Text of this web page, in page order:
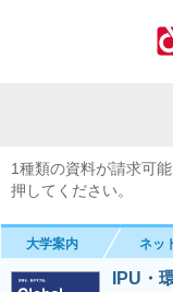
1種類の資料が請求可
押してください。
大学案内 ネッ
IPU・